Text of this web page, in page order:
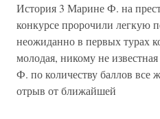
История 3 Марине Ф. на
конкурсе пророчили легкую
неожиданно в первых турах
молодая, никому не
Ф. по количеству баллов все
отрыв от ближайшей